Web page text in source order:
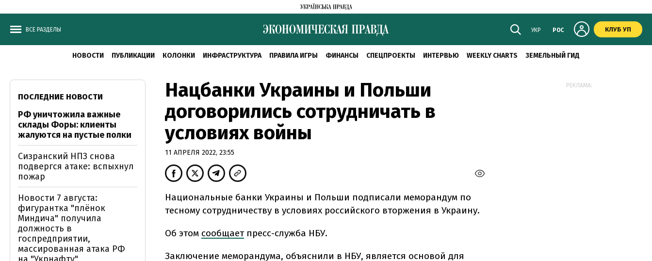
ВСЕ РАЗДЕЛЫ УКР РОС КЛУБ УП
НОВОСТИ ПУБЛИКАЦИИ КОЛОНКИ ИНФРАСТРУКТУРА ПРАВИЛА ИГРЫ ФИНАНСЫ СПЕЦПРОЕКТЫ ИНТЕРВЬЮ WEEKLY CHARTS ЗЕМЕЛЬНЫЙ ГИД
Нацбанки Украины и Польши
договорились сотрудничать в
условиях войны
11 АПРЕЛЯ 2022, 23:55
Национальные банки Украины и Польши подписали меморандум по
тесному сотрудничеству в условиях российского вторжения в Украину.
Об этом сообщаетпресс-служба НБУ.
Заключение меморандума, объяснили в НБУ, является основой для
ПОСЛЕДНИЕ НОВОСТИ
РФ уничтожила важные
склады Форы: клиенты
жалуются на пустые полки
Сизранский НПЗ снова
подвергся атаке: вспыхнул
пожар
Новости 7 августа:
фигурантка "плёнок
Миндича" получила
должность в
госпредприятии,
массированная атака РФ
РЕКЛАМА: